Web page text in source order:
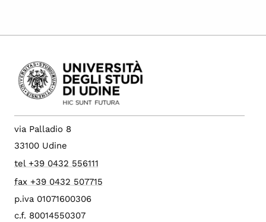
via Palladio 8
33100 Udine
tel +39 0432 556111
fax +39 0432 507715
p.iva 01071600306
c.f. 80014550307